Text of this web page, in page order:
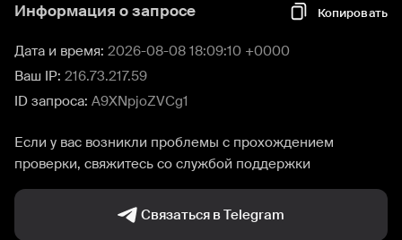
Информация о запросе Копировать
Дата и время: 2026-08-08 18:09:10 +0000
Ваш IP: 216.73.217.59
ID запроса: A9XNpjoZVCg1
Если у вас возникли проблемы с прохождением
проверки, свяжитесь со службой поддержки
Связаться в Telegram